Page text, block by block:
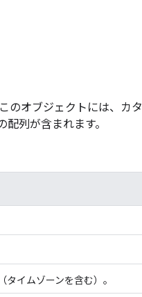
のオブジェクトには、カタ
配列が含まれます。
タイムゾーンを含む）。